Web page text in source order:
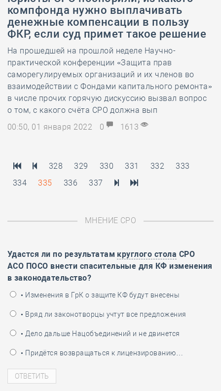
компфонда нужно выплачивать
денежные компенсации в пользу
ФКР, если суд примет такое решение
На прошедшей на прошлой неделе Научно-
практической конференции «Защита прав
саморегулируемых организаций и их членов во
взаимодействии с Фондами капитального ремонта»
в числе прочих горячую дискуссию вызвал вопрос
о том, с какого счёта СРО должна вып
00:50, 01 января 2022
0 1613
328 329 330 331 332
333
334
335 336 337
МНЕНИЕ СРО
Удастся ли по результатам круглого стола СРО
АСО ПОСО внести спасительные для КФ изменения
в законодательство?
• Изменения в ГрК о защите КФ будут внесены
• Вряд ли законотворцы учтут все предложения
• Дело дальше Нацобъединений и не двинется
• Придётся возвращаться к лицензированию…